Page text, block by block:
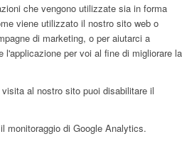
che vengono utilizzate sia in forma
viene utilizzato il nostro sito web o
di marketing, o per aiutarci a
l'applicazione per voi al fine di migliorare la
al nostro sito puoi disabilitare il
monitoraggio di Google Analytics.